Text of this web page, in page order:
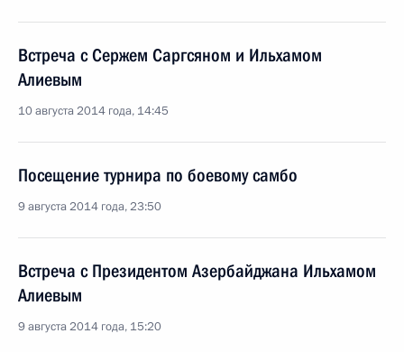
Встреча с Сержем Саргсяном и Ильхамом
Алиевым
10 августа 2014 года, 14:45
Посещение турнира по боевому самбо
9 августа 2014 года, 23:50
Встреча с Президентом Азербайджана Ильхамом
Алиевым
9 августа 2014 года, 15:20